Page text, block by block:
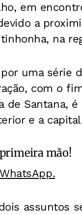
em
a
na
uma série
com o
de Santana,
e a
mão!
assuntos